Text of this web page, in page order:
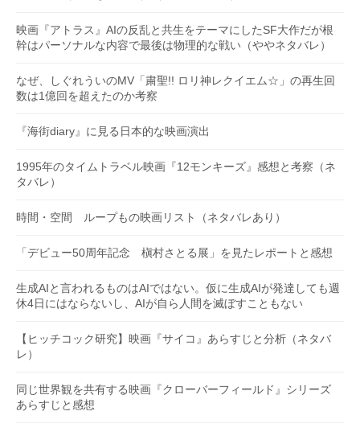
映画『アトラス』AIの反乱と共生をテーマにしたSF大作だが根
幹はパーソナルな内容で最後は物理的な戦い（ややネタバレ）
なぜ、しぐれういのMV「粛聖!! ロリ神レクイエム☆」の再生回
数は1億回を超えたのか考察
『海街diary』に見る日本的な映画演出
1995年のタイムトラベル映画『12モンキーズ』感想と考察（ネ
タバレ）
時間・空間 ループもの映画リスト（ネタバレあり）
「デビュー50周年記念 槇村さとる展」を見たレポートと感想
生成AIと言われるものはAIではない。仮に生成AIが発達しても週
休4日にはならないし、AIが自ら人間を滅ぼすこともない
【ヒッチコック研究】映画『サイコ』あらすじと分析（ネタバ
レ）
同じ世界観を共有する映画『クローバーフィールド』シリーズ
あらすじと感想